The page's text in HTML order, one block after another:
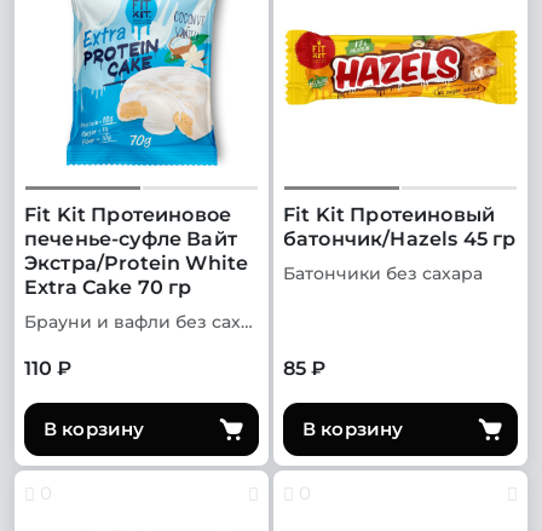
Fit Kit Протеиновое
печенье-суфле Вайт
Экстра/Protein White
Extra Cake 70 гр
Брауни и вафли без сахара
110 ₽
В корзину
Fit Kit Протеиновый
батончик/Hazels 45 гр
Батончики без сахара
85 ₽
В корзину
0 0